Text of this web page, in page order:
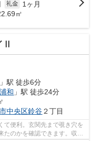
礼金
1ヶ月
㎡
Ⅱ
」駅 徒歩6分
和 」駅 徒歩24分
中央区鈴谷２丁目
便利。玄関先まで覗き穴を
たのかを確認できます。収納